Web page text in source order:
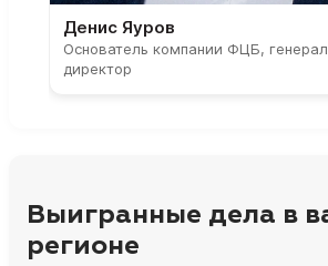
Денис Яуров
Основатель компании ФЦБ,
директор
Выигранные дела в
регионе